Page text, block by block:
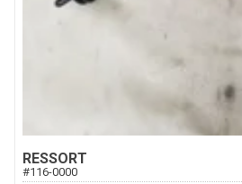
RESSORT
#116-0000